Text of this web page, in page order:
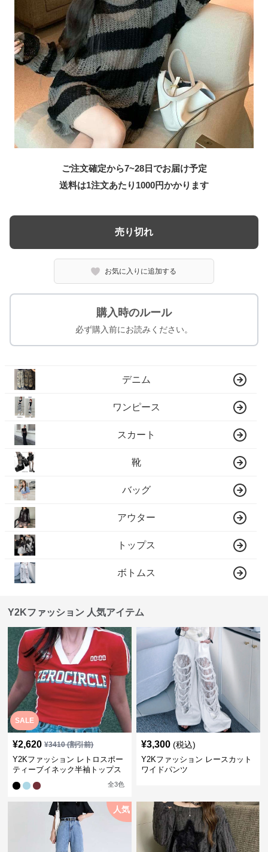
ご注文確定から7~28日でお届け予定
送料は1注文あたり 1000円かかります
売り切れ
お気に入りに追加する
購入時のルール
必ず購入前にお読みください。
デニム
ワンピース
スカート
靴
バッグ
アウター
トップス
ボトムス
Y2Kファッション 人気アイテム
SALE
¥2,620 ¥3410(割引前)
Y2Kファッション レトロスポー
ティーブイネック半袖トップス
全3色
¥3,300 (税込)
Y2Kファッション レースカット
ワイドパンツ
人気